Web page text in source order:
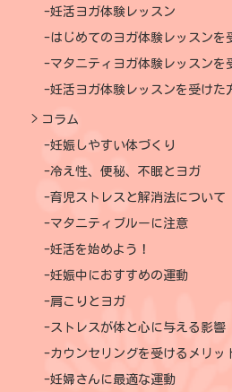
妊活ヨガ体験レッスン
はじめてのヨガ体験レッスンを
マタニティヨガ体験レッスンを
妊活ヨガ体験レッスンを受けた
コラム
妊娠しやすい体づくり
冷え性、便秘、不眠とヨガ
育児ストレスと解消法について
マタニティブルーに注意
妊活を始めよう！
妊娠中におすすめの運動
肩こりとヨガ
ストレスが体と心に与える影響
カウンセリングを受けるメリッ
妊婦さんに最適な運動